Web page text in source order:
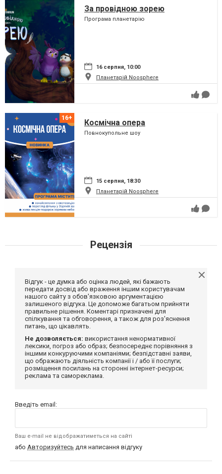
За провідною зорею
Програма планетарію
16 серпня, 10:00
Планетарій Noosphere
Космічна опера
Повнокупольне шоу
15 серпня, 18:30
Планетарій Noosphere
Рецензія
Відгук - це думка або оцінка людей, які бажають
передати досвід або враження іншим користувачам
нашого сайту з обов'язковою аргументацією
залишеного відгука. Це допоможе багатьом прийняти
правильне рішення. Коментарі призначені для
спілкування та обговорення, а також для роз'яснення
питань, що цікавлять.
Не дозволяється: використання ненормативної
лексики, погроз або образ; безпосереднє порівняння з
іншими конкуруючими компаніями; безпідставні заяви,
що ображають діяльність компанії і / або її послуги;
розміщення посилань на сторонні інтернет-ресурси;
реклама та самореклама.
Введіть email:
Ваш e-mail не відображатиметься на сайті
або Авторизуйтесь для написання відгуку